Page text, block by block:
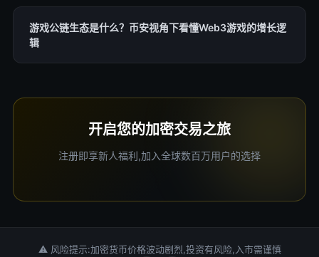
游戏公链生态是什么？币安视角下看懂Web3游戏的增长逻
辑
开启您的加密交易之旅
注册即享新人福利,加入全球数百万用户的选择
⚠ 风险提示:加密货币价格波动剧烈,投资有风险,入市需谨慎